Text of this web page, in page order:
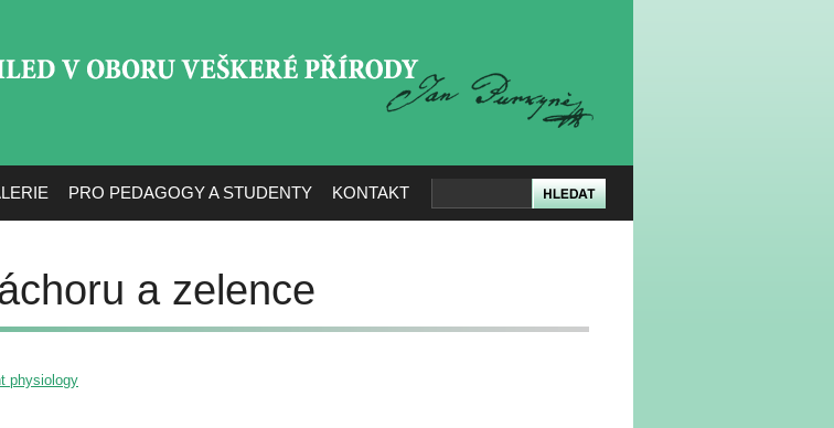
PRO PEDAGOGY A STUDENTY KONTAKT
a zelence
physiology